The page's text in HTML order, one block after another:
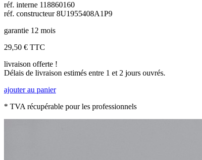
réf. interne 118860160
réf. constructeur 8U1955408A1P9
garantie 12 mois
29,50 € TTC
livraison offerte !
Délais de livraison estimés entre 1 et 2 jours ouvrés.
ajouter au panier
* TVA récupérable pour les professionnels